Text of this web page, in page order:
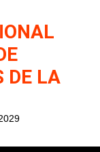
DE LA